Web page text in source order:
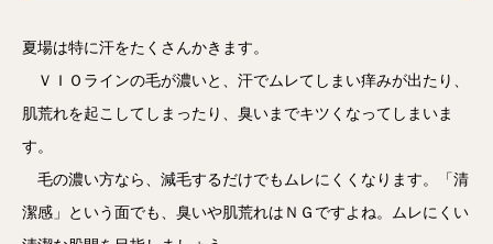
夏場は特に汗をたくさんかきます。
ＶＩＯラインの毛が濃いと、汗でムレてしまい痒みが出たり、
肌荒れを起こしてしまったり、臭いまでキツくなってしまいま
す。
毛の濃い方なら、減毛するだけでもムレにくくなります。「清
潔感」という面でも、臭いや肌荒れはＮＧですよね。ムレにくい